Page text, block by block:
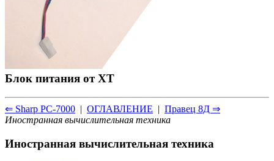
Блок питания от XT
⇐ Sharp PC-7000 | ОГЛАВЛЕНИЕ | Правец 8Д ⇒
Иностранная вычислительная техника
Иностранная вычислительная техника